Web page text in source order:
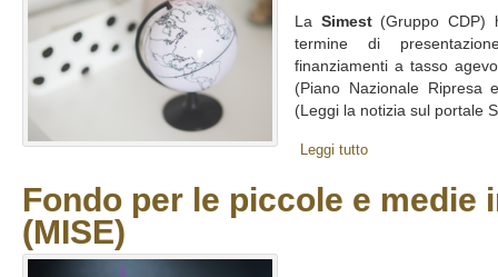
La Simest(Gruppo CDP)
termine di
finanziamenti a tasso
(Piano Nazionale Ripresa
(Leggi la notizia sul portale
Leggi tutto
Fondo per le piccole e medie
(MISE)